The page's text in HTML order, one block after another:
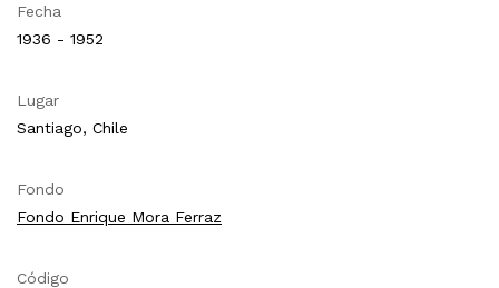
Fecha
1936 - 1952
Lugar
Santiago, Chile
Fondo
Fondo Enrique Mora Ferraz
Código